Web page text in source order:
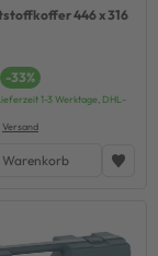
446 x 316
-33%
1-3 Werktage, DHL-
Versand
Warenkorb